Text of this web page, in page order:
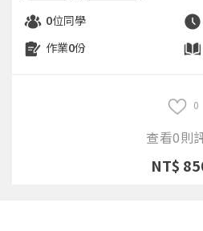
0位同學
作業0份
0
查看0則
NT$